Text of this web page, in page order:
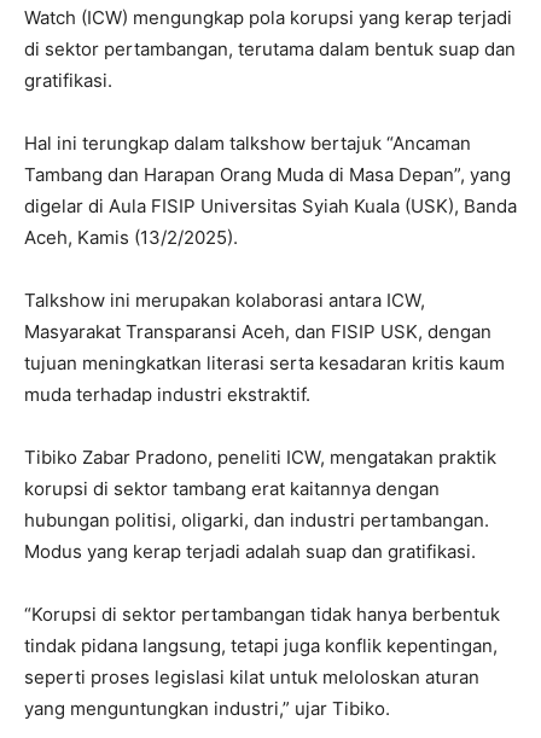
Watch (ICW) mengungkap pola korupsi yang kerap terjadi
di sektor pertambangan, terutama dalam bentuk suap dan
gratifikasi.
Hal ini terungkap dalam talkshow bertajuk “Ancaman
Tambang dan Harapan Orang Muda di Masa Depan”, yang
digelar di Aula FISIP Universitas Syiah Kuala (USK), Banda
Aceh, Kamis (13/2/2025).
Talkshow ini merupakan kolaborasi antara ICW,
Masyarakat Transparansi Aceh, dan FISIP USK, dengan
tujuan meningkatkan literasi serta kesadaran kritis kaum
muda terhadap industri ekstraktif.
Tibiko Zabar Pradono, peneliti ICW, mengatakan praktik
korupsi di sektor tambang erat kaitannya dengan
hubungan politisi, oligarki, dan industri pertambangan.
Modus yang kerap terjadi adalah suap dan gratifikasi.
“Korupsi di sektor pertambangan tidak hanya berbentuk
tindak pidana langsung, tetapi juga konflik kepentingan,
seperti proses legislasi kilat untuk meloloskan aturan
yang menguntungkan industri,” ujar Tibiko.